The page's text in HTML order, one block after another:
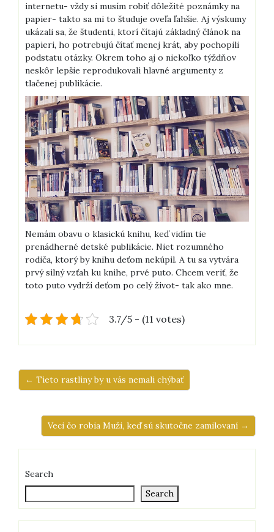
internetu- vždy si musím robiť dôležité poznámky na
papier- takto sa mi to študuje oveľa ľahšie. Aj výskumy
ukázali sa, že študenti, ktorí čítajú základný článok na
papieri, ho potrebujú čítať menej krát, aby pochopili
podstatu otázky. Okrem toho aj o niekoľko týždňov
neskôr lepšie reprodukovali hlavné argumenty z
tlačenej publikácie.
Nemám obavu o klasickú knihu, keď vidím tie
prenádherné detské publikácie. Niet rozumného
rodiča, ktorý by knihu deťom nekúpil. A tu sa vytvára
prvý silný vzťah ku knihe, prvé puto. Chcem veriť, že
toto puto vydrží deťom po celý život- tak ako mne.
3.7/5 - (11 votes)
← Tieto rastliny by u vás nemali chýbať
Veci čo robia Muži, keď sú skutočne zamilovaní →
Search
Search